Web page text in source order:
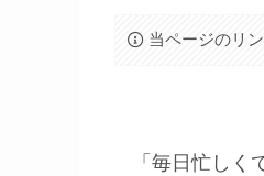
当ページのリ
「毎日忙し